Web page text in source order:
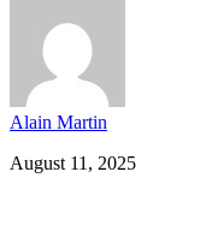
Alain Martin
August 11, 2025